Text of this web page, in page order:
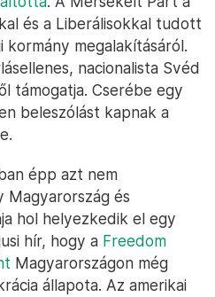
és a Liberálisokkal tudott
kormány megalakításáról.
nacionalista Svéd
támogatja. Cserébe egy
beleszólást kapnak a
épp azt nem
Magyarország és
hol helyezkedik el egy
hír, hogy a Freedom
Magyarországon még
állapota. Az amerikai